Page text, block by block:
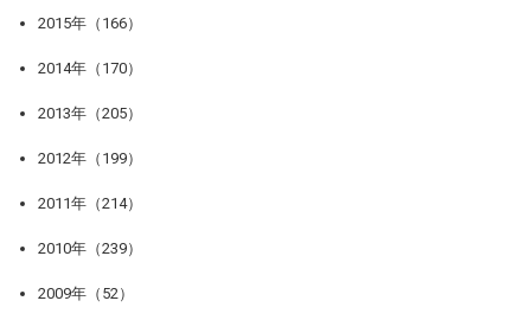
2015年（166）
2014年（170）
2013年（205）
2012年（199）
2011年（214）
2010年（239）
2009年（52）